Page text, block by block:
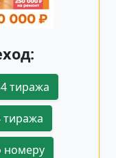
тиража
тиража
номеру